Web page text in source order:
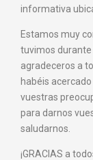
informativa
Estamos muy
tuvimos durante
agradeceros a
habéis
vuestras
para darnos
saludarnos.
¡GRACIAS a